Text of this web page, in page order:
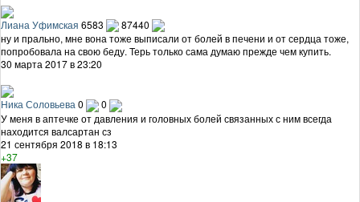
Лиана Уфимская 6583
87440
ну и прально, мне вона тоже выписали от болей в печени и от сердца тоже,
попробовала на свою беду. Терь только сама думаю прежде чем купить.
30 марта 2017 в 23:20
Ника Соловьева 0
0
У меня в аптечке от давления и головных болей связанных с ним всегда
находится валсартан сз
21 сентября 2018 в 18:13
+37